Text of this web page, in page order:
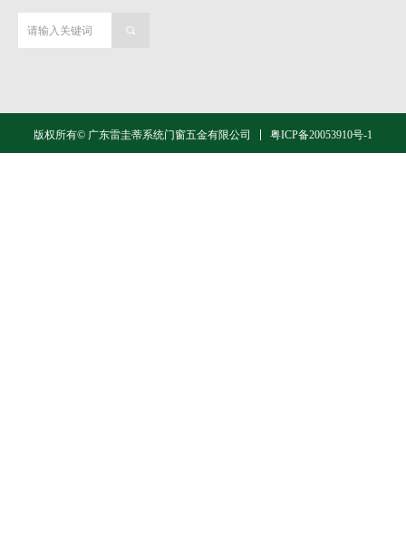
끠
版权所有© 广东雷圭蒂系统门窗五金有限公司 粤ICP备20053910号-1